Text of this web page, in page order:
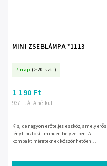
MINI ZSEBLÁMPA *1113
7 nap (>20 szt.)
937 Ft ÁFA nélkül
1 190 Ft
Kis, de nagyon erőteljes eszköz, amely erős
fényt biztosít minden helyzetben. A
kompakt méreteknek köszönhetően